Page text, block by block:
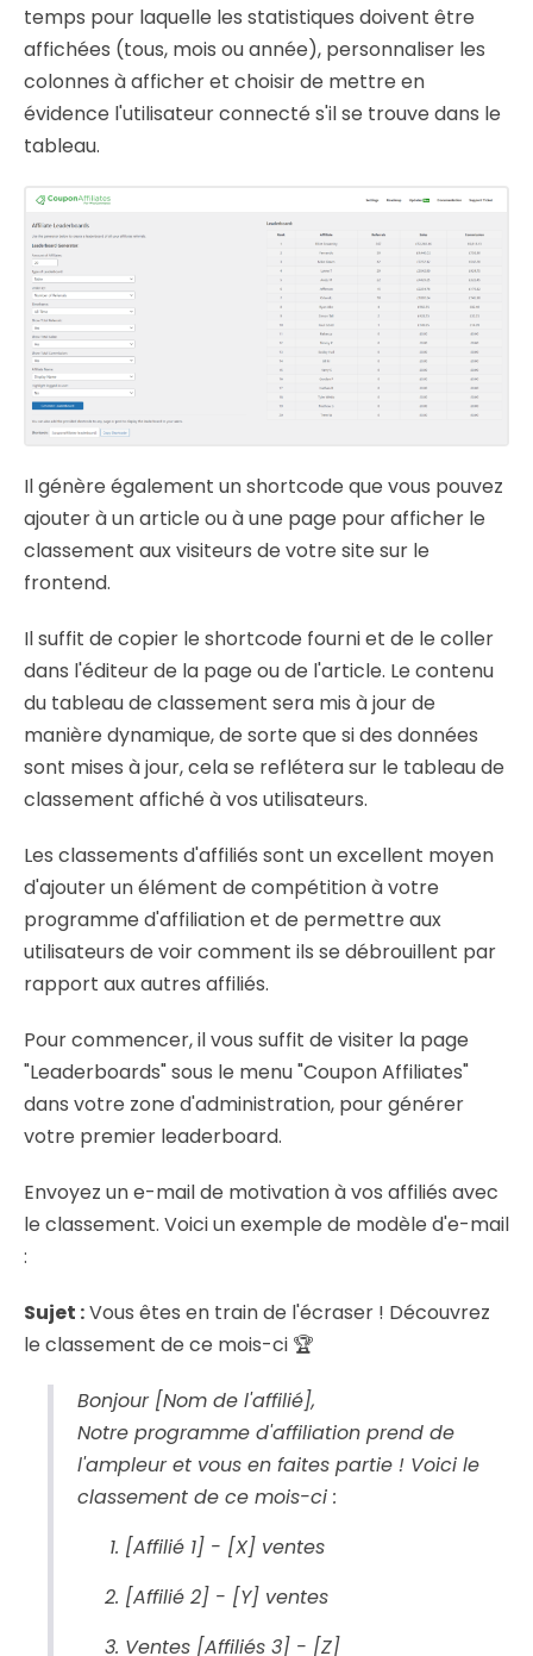
temps pour laquelle les statistiques doivent être
affichées (tous, mois ou année), personnaliser les
colonnes à afficher et choisir de mettre en
évidence l'utilisateur connecté s'il se trouve dans le
tableau.
Il génère également un shortcode que vous pouvez
ajouter à un article ou à une page pour afficher le
classement aux visiteurs de votre site sur le
frontend.
Il suffit de copier le shortcode fourni et de le coller
dans l'éditeur de la page ou de l'article. Le contenu
du tableau de classement sera mis à jour de
manière dynamique, de sorte que si des données
sont mises à jour, cela se reflétera sur le tableau de
classement affiché à vos utilisateurs.
Les classements d'affiliés sont un excellent moyen
d'ajouter un élément de compétition à votre
programme d'affiliation et de permettre aux
utilisateurs de voir comment ils se débrouillent par
rapport aux autres affiliés.
Pour commencer, il vous suffit de visiter la page
"Leaderboards" sous le menu "Coupon Affiliates"
dans votre zone d'administration, pour générer
votre premier leaderboard.
Envoyez un e-mail de motivation à vos affiliés avec
le classement. Voici un exemple de modèle d'e-mail
:
Sujet :Vous êtes en train de l'écraser ! Découvrez
le classement de ce mois-ci 🏆
Bonjour [Nom de l'affilié],
Notre programme d'affiliation prend de
l'ampleur et vous en faites partie ! Voici le
classement de ce mois-ci :
[Affilié 1] - [X] ventes
[Affilié 2] - [Y] ventes
Ventes [Affiliés 3] - [Z]